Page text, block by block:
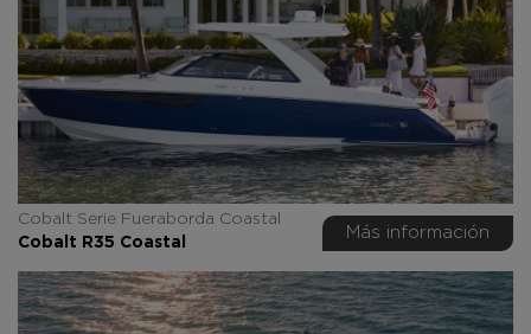
Cobalt Serie Fueraborda Coastal
Cobalt R35 Coastal
Más información